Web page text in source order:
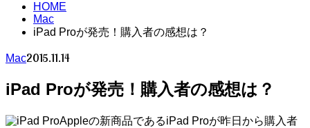
HOME
Mac
iPad Proが発売！購入者の感想は？
Mac2015.11.14
iPad Proが発売！購入者の感想は？
Appleの新商品であるiPad Proが昨日から購入者